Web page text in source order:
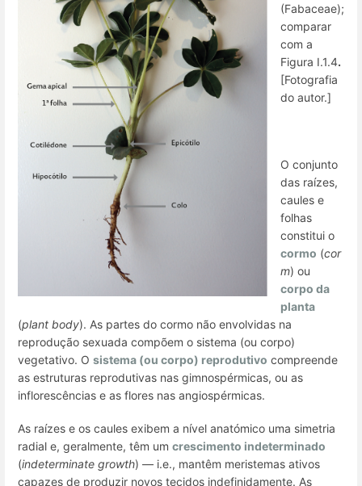
(Fabaceae);
comparar
com a
Figura I.1.4.
[Fotografia
do autor.]
O conjunto
das raízes,
caules e
folhas
constitui o
cormo (cor
m) ou
corpo da
planta
(plant body). As partes do cormo não envolvidas na
reprodução sexuada compõem o sistema (ou corpo)
vegetativo. O sistema (ou corpo) reprodutivo compreende
as estruturas reprodutivas nas gimnospérmicas, ou as
inflorescências e as flores nas angiospérmicas.
As raízes e os caules exibem a nível anatómico uma simetria
radial e, geralmente, têm um crescimento indeterminado
(indeterminate growth) — i.e., mantêm meristemas ativos
capazes de produzir novos tecidos indefinidamente. As